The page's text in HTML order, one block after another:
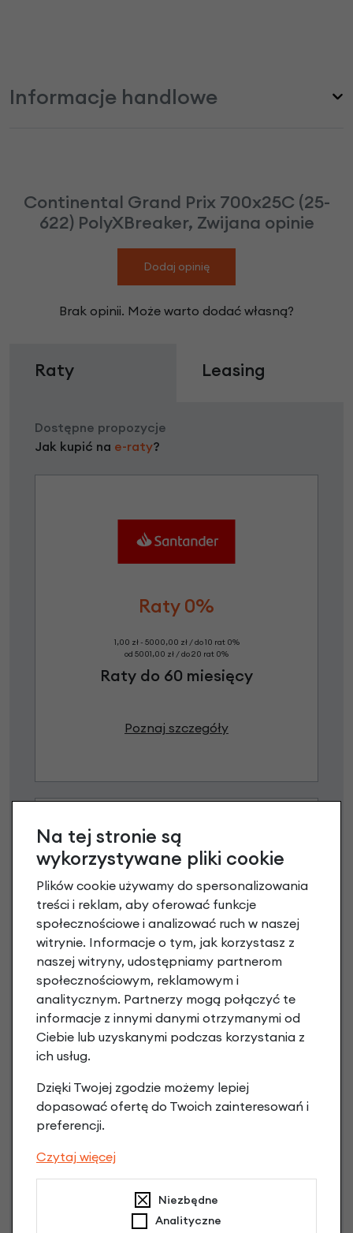
Informacje handlowe
Continental Grand Prix 700x25C (25-
622) PolyXBreaker, Zwijana opinie
Dodaj opinię
Brak opinii. Może warto dodać własną?
Raty Leasing
Dostępne propozycje
Jak kupić na e-raty?
Raty 0%
1,00 zł - 5000,00 zł / do 10 rat 0%
od 5001,00 zł / do 20 rat 0%
Raty do 60 miesięcy
Poznaj szczegóły
Raty 0%
3 miesiące nie płacisz
Raty do 60 miesięcy
Na tej stronie są
wykorzystywane pliki cookie
Plików cookie używamy do spersonalizowania
treści i reklam, aby oferować funkcje
społecznościowe i analizować ruch w naszej
witrynie. Informacje o tym, jak korzystasz z
naszej witryny, udostępniamy partnerom
społecznościowym, reklamowym i
analitycznym. Partnerzy mogą połączyć te
informacje z innymi danymi otrzymanymi od
Ciebie lub uzyskanymi podczas korzystania z
ich usług.
Dzięki Twojej zgodzie możemy lepiej
dopasować ofertę do Twoich zainteresowań i
preferencji.
Czytaj więcej
Niezbędne
Analityczne